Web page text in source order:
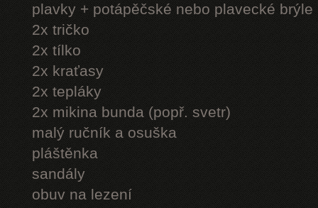
plavky + potápěčské nebo plavecké brýle
2x tričko
2x tílko
2x kraťasy
2x tepláky
2x mikina bunda (popř. svetr)
malý ručník a osuška
pláštěnka
sandály
obuv na lezení